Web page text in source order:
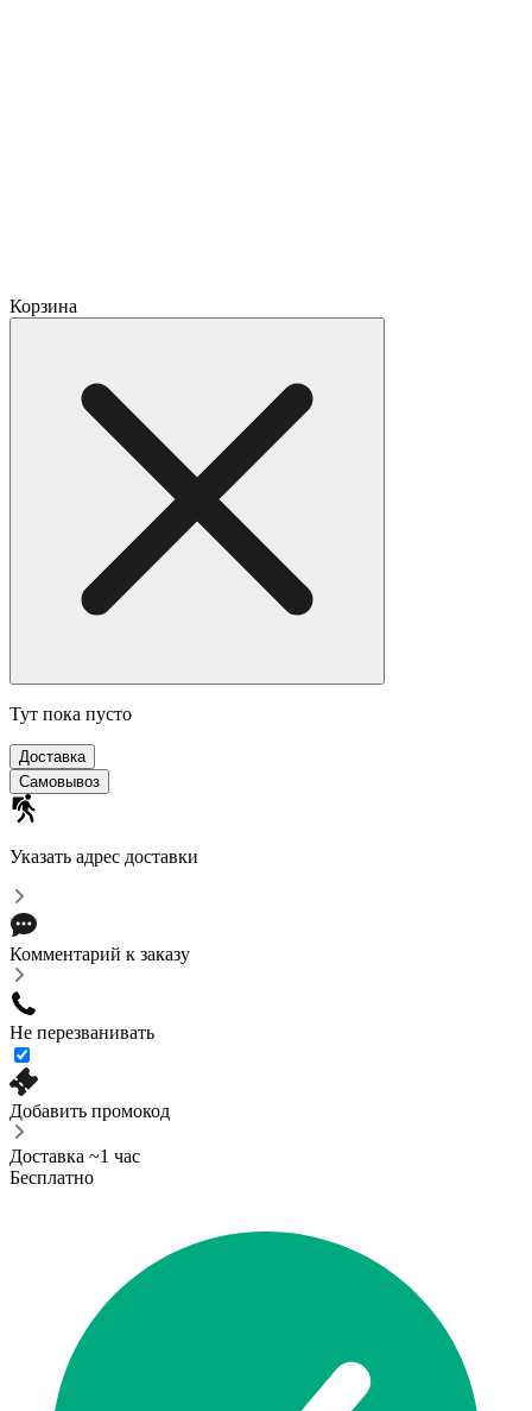
Корзина
Тут пока пусто
Доставка
Cамовывоз
Указать адрес доставки
Комментарий к заказу
Не перезванивать
Добавить промокод
Доставка ~1 час
Бесплатно